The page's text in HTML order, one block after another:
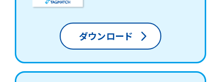
ダウンロード